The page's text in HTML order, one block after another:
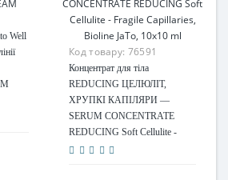
Well
Код товару: 76591
Концентрат для тіла
REDUCING ЦЕЛЮЛІТ,
ХРУПКІ КАПІЛЯРИ —
SERUM CONCENTRATE
REDUCING Soft Cellulite -
Fragile Capillaries, Bioline JaTo,